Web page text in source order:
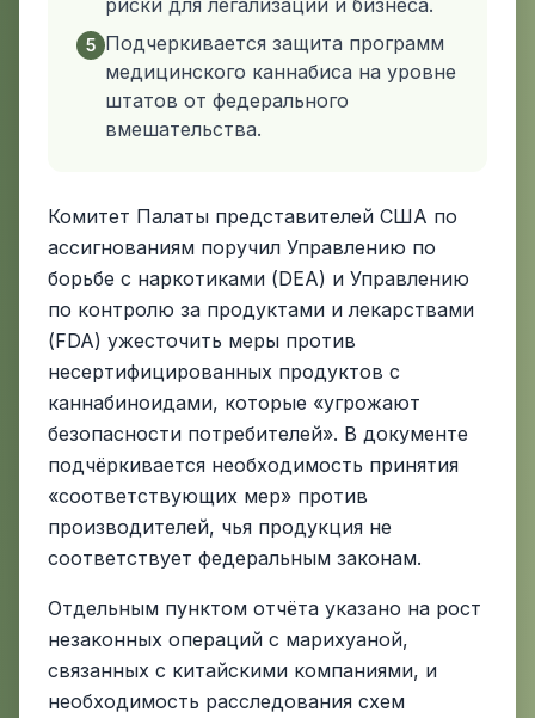
риски для легализации и бизнеса.
5 Подчеркивается защита программ
медицинского каннабиса на уровне
штатов от федерального
вмешательства.
Комитет Палаты представителей США по
ассигнованиям поручил Управлению по
борьбе с наркотиками (DEA) и Управлению
по контролю за продуктами и лекарствами
(FDA) ужесточить меры против
несертифицированных продуктов с
каннабиноидами, которые «угрожают
безопасности потребителей». В документе
подчёркивается необходимость принятия
«соответствующих мер» против
производителей, чья продукция не
соответствует федеральным законам.
Отдельным пунктом отчёта указано на рост
незаконных операций с марихуаной,
связанных с китайскими компаниями, и
необходимость расследования схем